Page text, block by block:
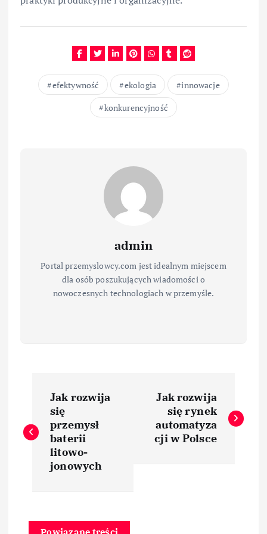
efektywność ekologia
innowacje
konkurencyjność
admin
Portal przemyslowcy.com jest idealnym miejscem
dla osób poszukujących wiadomości o
nowoczesnych technologiach w przemyśle.
a
w
Jak rozwija
się
przemysł
baterii
litowo-
jonowych
Jak rozwija
się rynek
automatyza
cji w Polsce